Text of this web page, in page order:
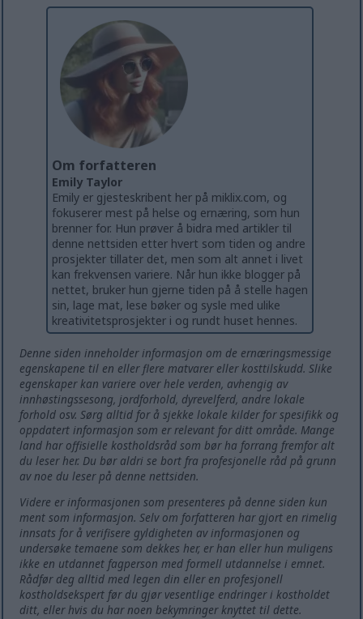
Om forfatteren
Emily Taylor
Emily er gjesteskribent her på miklix.com, og
fokuserer mest på helse og ernæring, som hun
brenner for. Hun prøver å bidra med artikler til
denne nettsiden etter hvert som tiden og andre
prosjekter tillater det, men som alt annet i livet
kan frekvensen variere. Når hun ikke blogger på
nettet, bruker hun gjerne tiden på å stelle hagen
sin, lage mat, lese bøker og sysle med ulike
kreativitetsprosjekter i og rundt huset hennes.
Denne siden inneholder informasjon om de ernæringsmessige
egenskapene til en eller flere matvarer eller kosttilskudd. Slike
egenskaper kan variere over hele verden, avhengig av
innhøstingssesong, jordforhold, dyrevelferd, andre lokale
forhold osv. Sørg alltid for å sjekke lokale kilder for spesifikk og
oppdatert informasjon som er relevant for ditt område. Mange
land har offisielle kostholdsråd som bør ha forrang fremfor alt
du leser her. Du bør aldri se bort fra profesjonelle råd på grunn
av noe du leser på denne nettsiden.
Videre er informasjonen som presenteres på denne siden kun
ment som informasjon. Selv om forfatteren har gjort en rimelig
innsats for å verifisere gyldigheten av informasjonen og
undersøke temaene som dekkes her, er han eller hun muligens
ikke en utdannet fagperson med formell utdannelse i emnet.
Rådfør deg alltid med legen din eller en profesjonell
kostholdsekspert før du gjør vesentlige endringer i kostholdet
ditt, eller hvis du har noen bekymringer knyttet til dette.